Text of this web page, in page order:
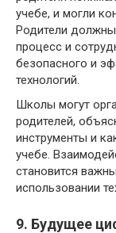
учебе, и могли
Родители
процесс и
безопасного и
технологий.
Школы могут
родителей,
инструменты и
учебе.
становится
использовании
9. Будущее